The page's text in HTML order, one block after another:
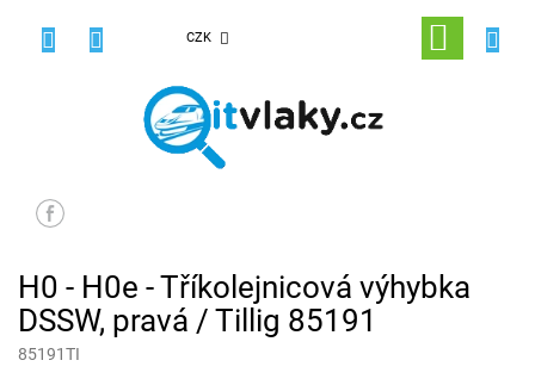
CZK
NÁKUPNÍ
KOŠÍK
H0 - H0e - Tříkolejnicová výhybka
DSSW, pravá / Tillig 85191
85191TI